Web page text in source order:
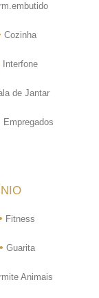
Cozinha
Interfone
de Jantar
Empregados
Fitness
• Guarita
Animais